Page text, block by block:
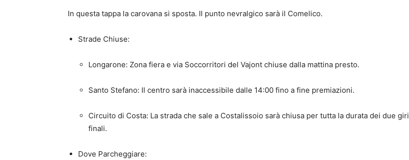
In questa tappa la carovana si sposta. Il punto nevralgico sarà il Comelico.
Strade Chiuse:
Longarone: Zona fiera e via Soccorritori del Vajont chiuse dalla mattina presto.
Santo Stefano: Il centro sarà inaccessibile dalle 14:00 fino a fine premiazioni.
Circuito di Costa: La strada che sale a Costalissoio sarà chiusa per tutta la durata dei due giri
finali.
Dove Parcheggiare: